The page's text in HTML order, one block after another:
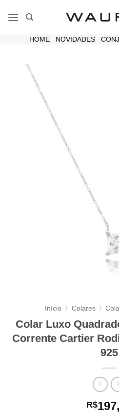
HOME| NOVIDADES|
Início / Colares /
Colar Luxo
Corrente Cartier
925
R$